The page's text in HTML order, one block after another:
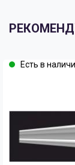
Есть в